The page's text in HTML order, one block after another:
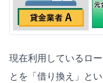
現在利用しているロ
とを「借り換え」と